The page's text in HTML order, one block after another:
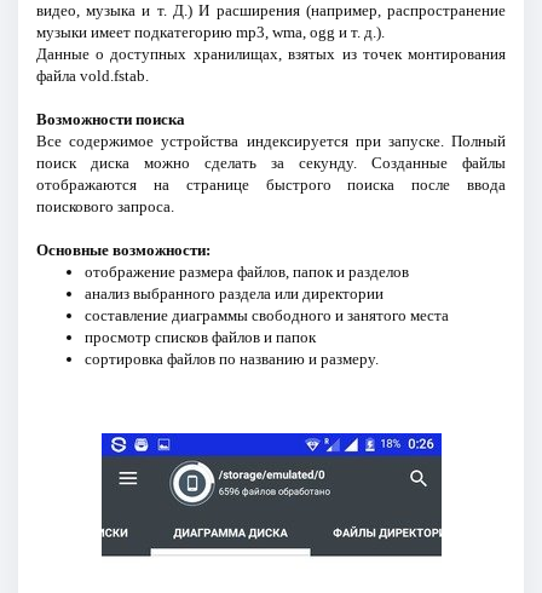
видео, музыка и т. Д.) И расширения (например, распространение
музыки имеет подкатегорию mp3, wma, ogg и т. д.).
Данные о доступных хранилищах, взятых из точек монтирования
файла vold.fstab.
Возможности поиска
Все содержимое устройства индексируется при запуске. Полный
поиск диска можно сделать за секунду. Созданные файлы
отображаются на странице быстрого поиска после ввода
поискового запроса.
Основные возможности:
отображение размера файлов, папок и разделов
анализ выбранного раздела или директории
составление диаграммы свободного и занятого места
просмотр списков файлов и папок
сортировка файлов по названию и размеру.